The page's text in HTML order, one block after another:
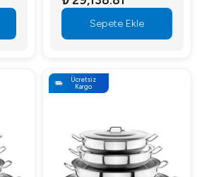
Sepete Ekle
Ücretsiz
Kargo